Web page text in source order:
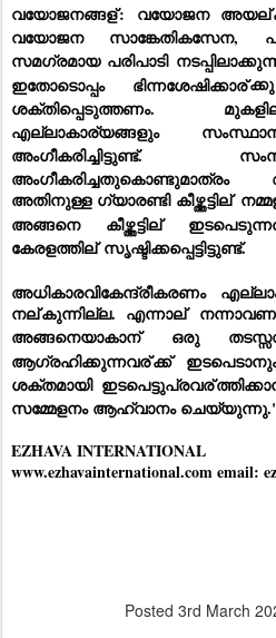
വയോജനങ്ങള്: വയോജന അയല്
വയോജന സാങ്കേതികസേന,
സമഗ്രമായ പരിപാടി
ഇതോടൊപ്പം ഭിന്നശേഷിക്കാര്
ശക്തിപ്പെടുത്തണം.
എല്ലാകാര്യങ്ങളും
അതിനുള്ള ഗ്യാരണ്ടി കീഴ്ത്തട്ടില്
അങ്ങനെ കീഴ്ത്തട്ടില്
കേരളത്തില് സൃഷ്ടിക്കപ്പെട്ടിട്ടുണ്ട്.
അധികാരവികേന്ദ്രീകരണം
നല്കുന്നില്ല. എന്നാല്
അങ്ങനെയാകാന് ഒരു
ആഗ്രഹിക്കുന്നവര്ക്ക്
ശക്തമായി ഇടപെട്ടുപ്രവര്
സമ്മേളനം ആഹ്വാനം
EZHAVA INTERNATIONAL
www.ezhavainternational.com email:
Posted 3rd March